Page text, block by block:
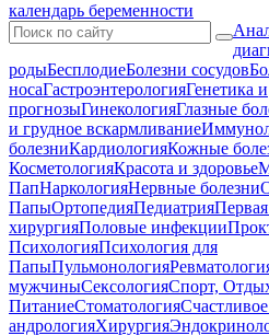
календарь беременности
родыБесплодиеБолезни сосудов
носаГастроэнтерологияГенетика и
прогнозыГинекологияГлазные
и грудное вскармливание
болезниКардиологияКожные
КосметологияКрасота и здоровье
ПапНаркологияНервные болезни
ПапыОртопедияПедиатрия
хирургияПоловые инфекции
ПсихологияПсихология для
ПапыПульмонология
мужчиныСексологияСпорт,
ПитаниеСтоматология
андрологияХирургия